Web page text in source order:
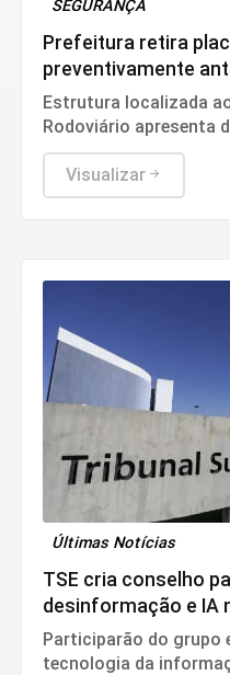
SEGURANÇA
Prefeitura retira
preventivamente
Estrutura localizada
Rodoviário apresenta
removidas até que as
sejam restabelecidas
Visualizar
Últimas Notícias
TSE cria conselho
desinformação e IA
Participarão do grupo
tecnologia da